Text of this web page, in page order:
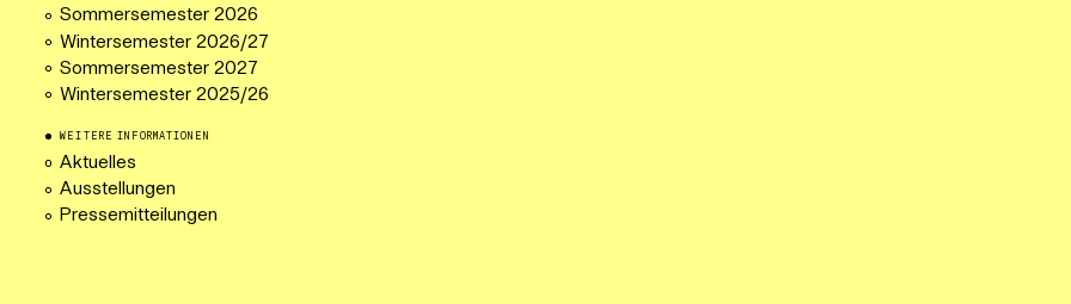
Sommersemester 2026
Wintersemester 2026/27
Sommersemester 2027
Wintersemester 2025/26
WEITERE INFORMATIONEN
Aktuelles
Ausstellungen
Pressemitteilungen